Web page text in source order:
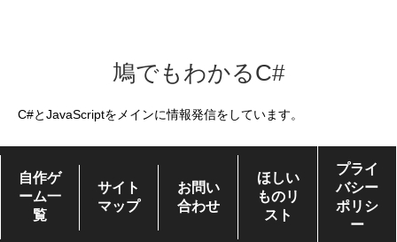
鳩でもわかるC#
C#とJavaScriptをメインに情報発信をしています。
自作ゲ
ーム一
覧
サイト
マップ
お問い
合わせ
ほしい
ものリ
スト
プライ
バシー
ポリシ
ー